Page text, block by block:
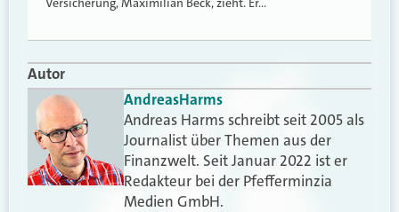
Autor
AndreasHarms
Andreas Harms schreibt seit 2005 als
Journalist über Themen aus der
Finanzwelt. Seit Januar 2022 ist er
Redakteur bei der Pfefferminzia
Medien GmbH.